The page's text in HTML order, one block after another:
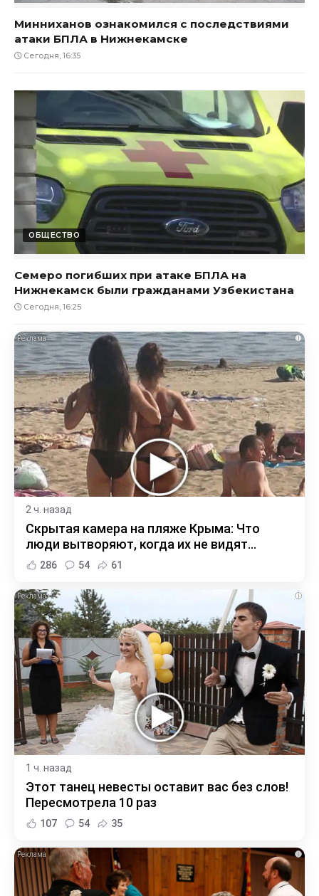
Минниханов ознакомился с последствиями
атаки БПЛА в Нижнекамске
Сегодня, 16:35
ОБЩЕСТВО
Семеро погибших при атаке БПЛА на
Нижнекамск были гражданами Узбекистана
Сегодня, 16:25
i
2 ч. назад
Скрытая камера на пляже Крыма: Что
люди вытворяют, когда их не видят...
286 54 61
i
1 ч. назад
Этот танец невесты оставит вас без слов!
Пересмотрела 10 раз
107 54 35
i